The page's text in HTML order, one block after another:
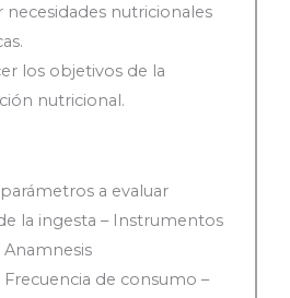
necesidades nutricionales
los objetivos de la
nutricional.
a evaluar
la ingesta – Instrumentos
de consumo –